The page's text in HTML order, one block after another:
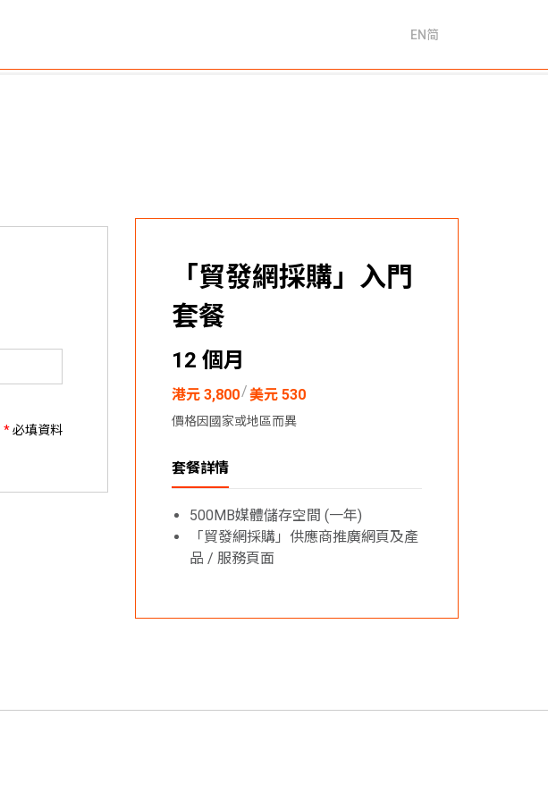
EN简
*必填資料
「貿發網採購」入門
套餐
12 個月
港元 3,800/美元 530
價格因國家或地區而異
套餐詳情
500MB媒體儲存空間 (一年)
「貿發網採購」供應商推廣網頁及產
品 / 服務頁面